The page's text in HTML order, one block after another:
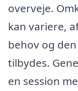
overveje.
kan variere,
behov og
tilbydes.
en session